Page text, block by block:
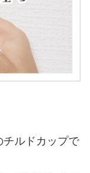
ルドカップで